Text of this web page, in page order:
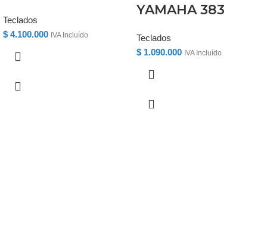
Teclados
$ 4.100.000 IVA Incluído
YAMAHA 383
Teclados
$ 1.090.000 IVA Incluído